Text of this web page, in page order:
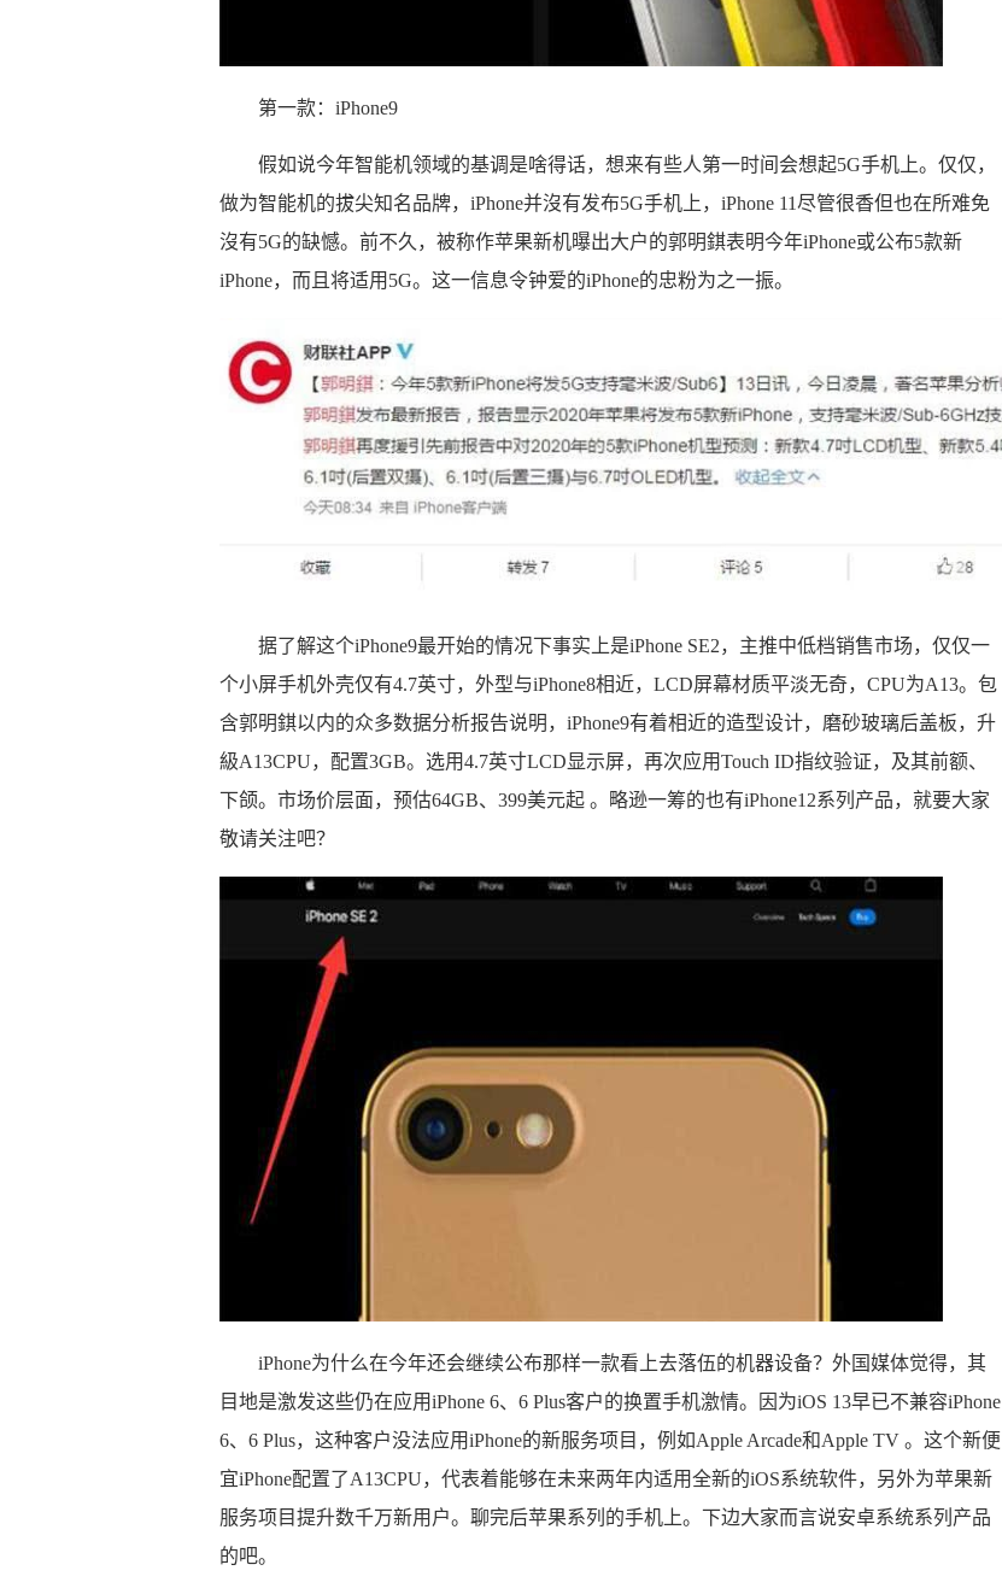
第一款：iPhone9
假如说今年智能机领域的基调是啥得话，想来有些人第一时间会想起5G手机上。仅仅，
做为智能机的拔尖知名品牌，iPhone并沒有发布5G手机上，iPhone 11尽管很香但也在所难免
沒有5G的缺憾。前不久，被称作苹果新机曝出大户的郭明錤表明今年iPhone或公布5款新
iPhone，而且将适用5G。这一信息令钟爱的iPhone的忠粉为之一振。
据了解这个iPhone9最开始的情况下事实上是iPhone SE2，主推中低档销售市场，仅仅一
个小屏手机外壳仅有4.7英寸，外型与iPhone8相近，LCD屏幕材质平淡无奇，CPU为A13。包
含郭明錤以内的众多数据分析报告说明，iPhone9有着相近的造型设计，磨砂玻璃后盖板，升
級A13CPU，配置3GB。选用4.7英寸LCD显示屏，再次应用Touch ID指纹验证，及其前额、
下颌。市场价层面，预估64GB、399美元起 。略逊一筹的也有iPhone12系列产品，就要大家
敬请关注吧？
iPhone为什么在今年还会继续公布那样一款看上去落伍的机器设备？外国媒体觉得，其
目地是激发这些仍在应用iPhone 6、6 Plus客户的换置手机激情。因为iOS 13早已不兼容iPhone
6、6 Plus，这种客户没法应用iPhone的新服务项目，例如Apple Arcade和Apple TV 。这个新便
宜iPhone配置了A13CPU，代表着能够在未来两年内适用全新的iOS系统软件，另外为苹果新
服务项目提升数千万新用户。聊完后苹果系列的手机上。下边大家而言说安卓系统系列产品
的吧。